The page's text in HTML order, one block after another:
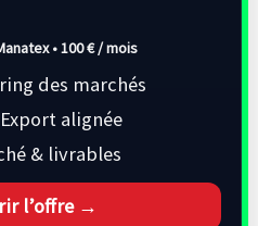
•100 € / mois
des marchés
alignée
& livrables
l’offre →